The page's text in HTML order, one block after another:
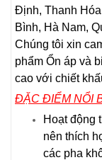
Định, Thanh
Bình, Hà Nam,
Chúng tôi xin
phẩm Ổn áp và
cao với chiết
ĐẶC ĐIỂM NỔI
Hoạt động
nên thích
các pha